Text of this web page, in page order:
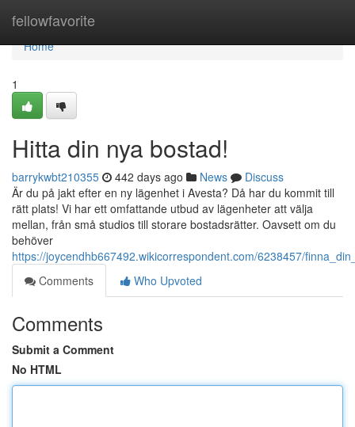
fellowfavorite
Home
Home
1
Hitta din nya bostad!
barrykwbt210355 442 days ago News
Discuss
Är du på jakt efter en ny lägenhet i Avesta? Då har du kommit till
rätt plats! Vi har ett omfattande utbud av lägenheter att välja
mellan, från små studios till storare bostadsrätter. Oavsett om du
behöver
https://joycendhb667492.wikicorrespondent.com/6238457/
Comments
Who Upvoted
Comments
Submit a Comment
No HTML